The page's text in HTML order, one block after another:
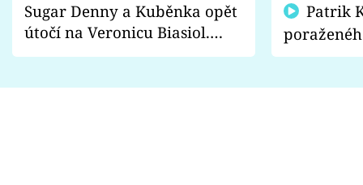
Sugar Denny a Kuběnka opět
útočí na Veronicu Biasiol.
Proč je podle nich falešná a
fanoušci